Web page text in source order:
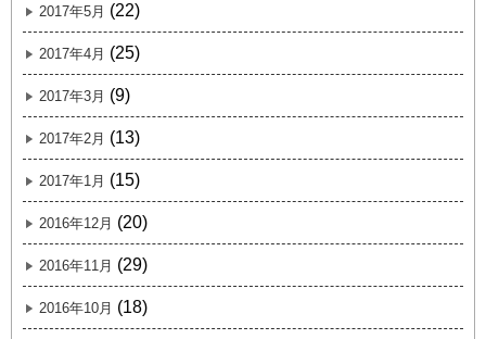
2017年5月 (22)
2017年4月 (25)
2017年3月 (9)
2017年2月 (13)
2017年1月 (15)
2016年12月 (20)
2016年11月 (29)
2016年10月 (18)